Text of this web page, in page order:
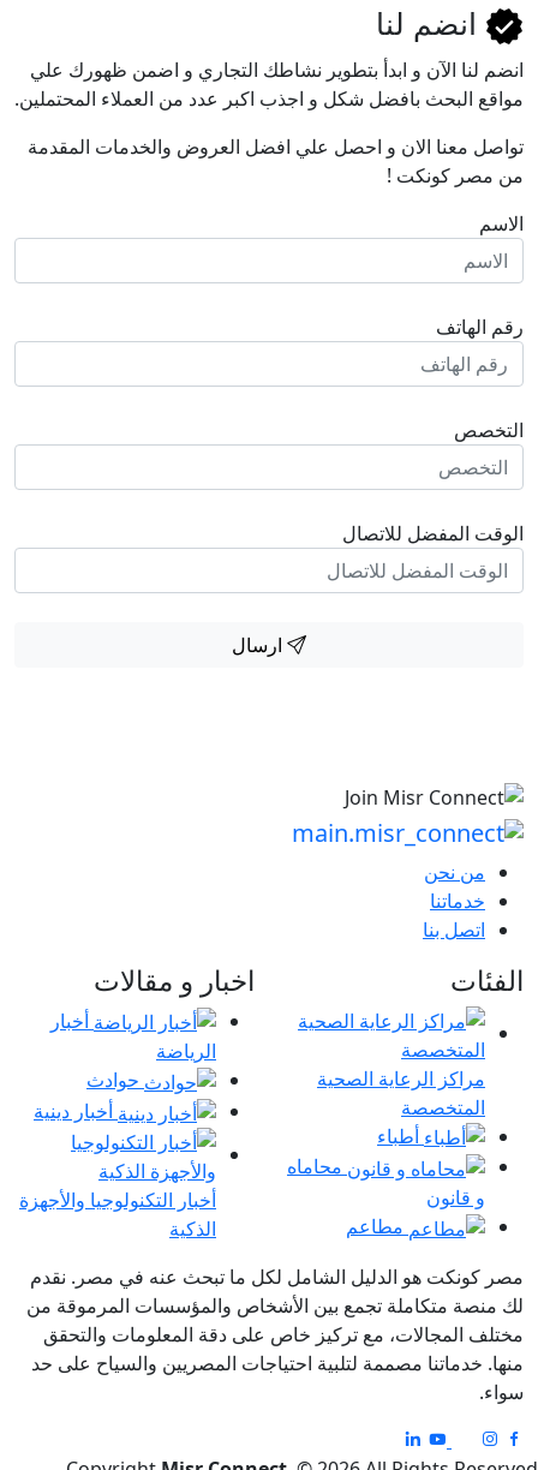
انضم لنا
انضم لنا اﻵن و ابدأ بتطوير نشاطك التجاري و اضمن ظهورك علي
مواقع البحث بافضل شكل و اجذب اكبر عدد من العملاء المحتملين.
تواصل معنا الان و احصل علي افضل العروض والخدمات المقدمة
من مصر كونكت !
الاسم
رقم الهاتف
التخصص
الوقت المفضل للاتصال
ارسال
من نحن
خدماتنا
اتصل بنا
الفئات
مراكز الرعاية الصحية
المتخصصة
أطباء
محاماه
و قانون
مطاعم
اخبار و مقالات
أخبار
الرياضة
حوادث
أخبار دينية
أخبار التكنولوجيا والأجهزة
الذكية
مصر كونكت هو الدليل الشامل لكل ما تبحث عنه في مصر. نقدم
لك منصة متكاملة تجمع بين الأشخاص والمؤسسات المرموقة من
مختلف المجالات، مع تركيز خاص على دقة المعلومات والتحقق
منها. خدماتنا مصممة لتلبية احتياجات المصريين والسياح على حد
سواء.